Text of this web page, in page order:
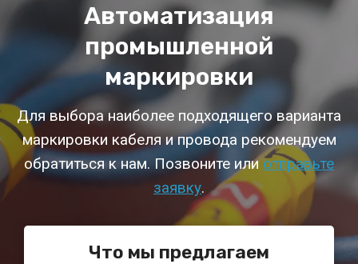
Автоматизация
промышленной
маркировки
Для выбора наиболее подходящего варианта
маркировки кабеля и провода рекомендуем
обратиться к нам. Позвоните илиотправьте
заявку.
Что мы предлагаем